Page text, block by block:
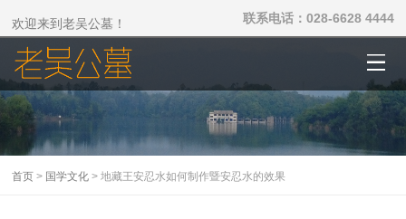
欢迎来到老吴公墓！ 联系电话：028-6628 4444
首页 > 国学文化 > 地藏王安忍水如何制作暨安忍水的效果